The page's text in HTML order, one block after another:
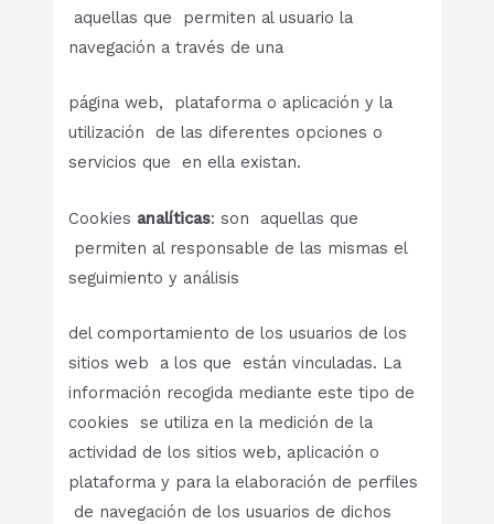
aquellas que permiten al usuario la
navegación a través de una
página web, plataforma o aplicación y la
utilización de las diferentes opciones o
servicios que en ella existan.
Cookies analíticas: son aquellas que
permiten al responsable de las mismas el
seguimiento y análisis
del comportamiento de los usuarios de los
sitios web a los que están vinculadas. La
información recogida mediante este tipo de
cookies se utiliza en la medición de la
actividad de los sitios web, aplicación o
plataforma y para la elaboración de perfiles
de navegación de los usuarios de dichos